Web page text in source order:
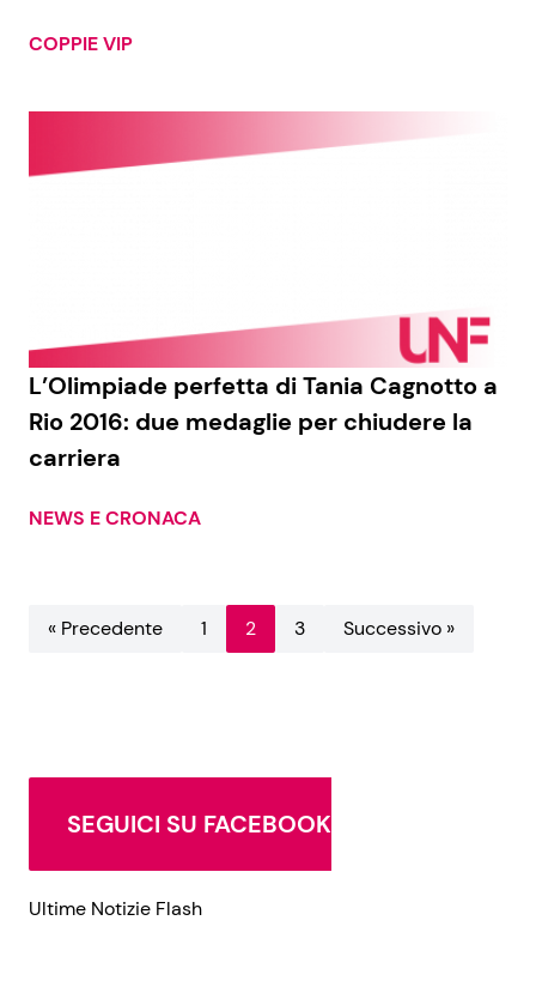
COPPIE VIP
L’Olimpiade perfetta di Tania Cagnotto a
Rio 2016: due medaglie per chiudere la
carriera
NEWS E CRONACA
« Precedente 1 2 3 Successivo »
SEGUICI SU FACEBOOK
Ultime Notizie Flash